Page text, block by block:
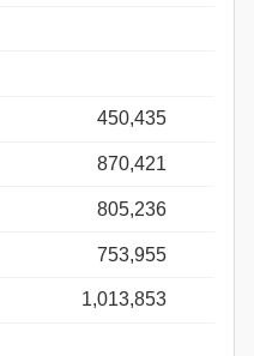
450,435
870,421
805,236
753,955
1,013,853